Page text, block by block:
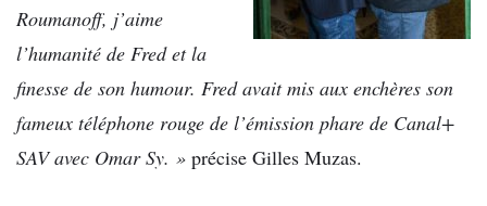
Roumanoff, j’aime
l’humanité de Fred et la
finesse de son humour. Fred avait mis aux enchères son
fameux téléphone rouge de l’émission phare de Canal+
SAV avec Omar Sy. » précise Gilles Muzas.